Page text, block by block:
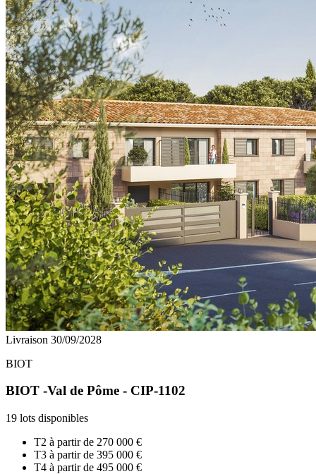
Livraison 30/09/2028
BIOT
BIOT -Val de Pôme - CIP-1102
19 lots disponibles
T2 à partir de 270 000 €
T3 à partir de 395 000 €
T4 à partir de 495 000 €